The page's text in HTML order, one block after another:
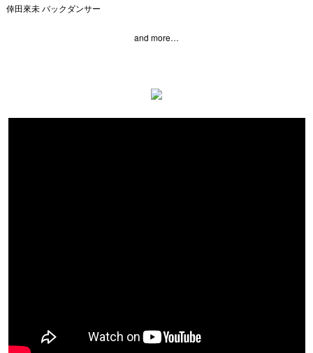
倖田來未 バックダンサー
and more…